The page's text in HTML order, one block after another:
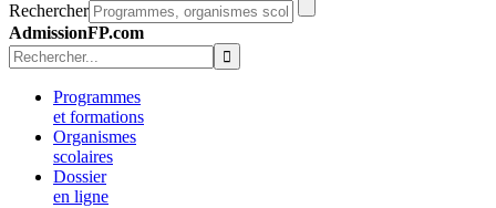
Rechercher
AdmissionFP.com
Programmes
et formations
Organismes
scolaires
Dossier
en ligne